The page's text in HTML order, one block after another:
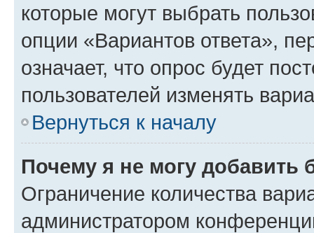
которые могут выбрать
опции «Вариантов ответа»,
означает, что опрос будет
пользователей изменять
Вернуться к началу
Почему я не могу добавить
Ограничение количества
администратором